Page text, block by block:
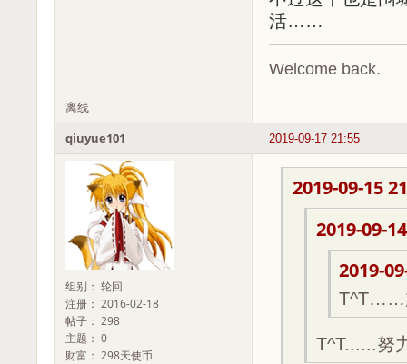
活……
Welcome back.
离线
2019-09-17 21:55
qiuyue101
组别： 轮回
注册： 2016-02-18
帖子： 298
主题： 0
财富： 298天使币
2019-09-15
2019-09-
2019-
T^T......努